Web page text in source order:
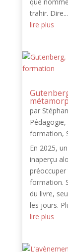
trahir. Dire...
lire plus
par
Pédagogie,
formation,
En 2025,
inaperçu
formation.
du livre,
les jours.
lire plus